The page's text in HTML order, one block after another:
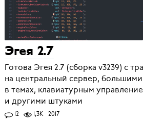
Эгея 2.7
Готова Эгея 2.7 (сборка v3239) с
на центральный сервер,
в темах, клавиатурным
и другими штуками
12 1,3K 2017